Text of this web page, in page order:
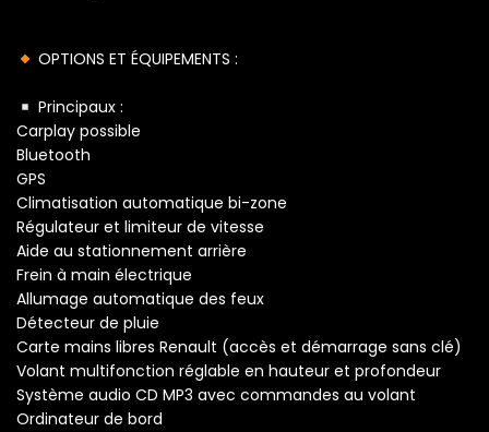
OPTIONS ET ÉQUIPEMENTS :
Principaux :
Carplay possible
Bluetooth
GPS
Climatisation automatique bi-zone
Régulateur et limiteur de vitesse
Aide au stationnement arrière
Frein à main électrique
Allumage automatique des feux
Détecteur de pluie
Carte mains libres Renault (accès et démarrage sans clé)
Volant multifonction réglable en hauteur et profondeur
Système audio CD MP3 avec commandes au volant
Ordinateur de bord